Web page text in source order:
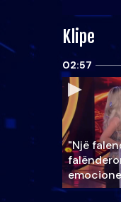
Klipe
02:57
"Një